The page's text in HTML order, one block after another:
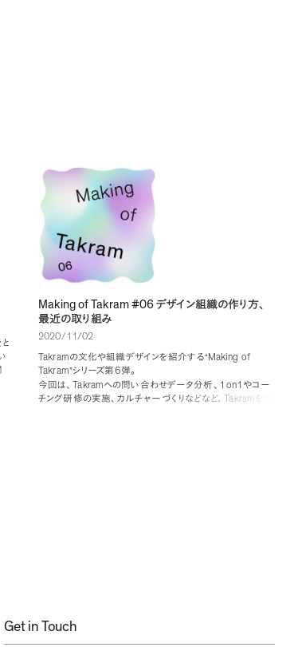
Making of Takram #06 デザイン組織の作り方、
最近の取り組み
2020/11/02
Takramの文化や組織デザインを紹介する“Making of
Takram”シリーズ第6弾。
今回は、 Takramへの問い合わせデータ分析、 1on1 やコー
チング研修の実施、 カルチャーづくりなどなど、 Takramをつ
Get in Touch